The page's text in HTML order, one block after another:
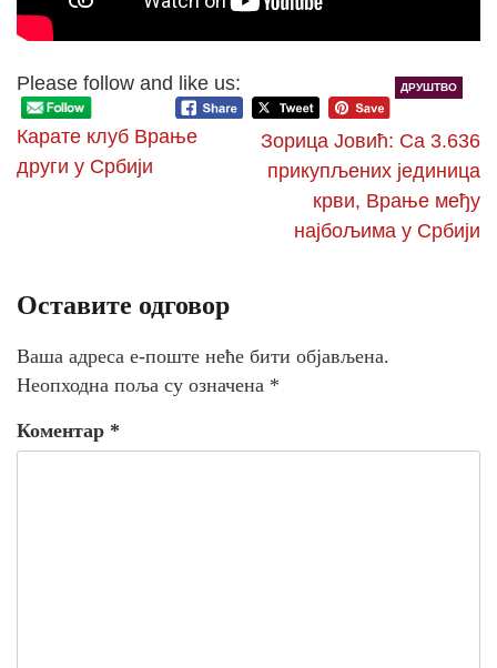
Please follow and like us: ДРУШТВО
Карате клуб Врање
други у Србији
Зорица Јовић: Са 3.636
прикупљених јединица
крви, Врање међу
најбољима у Србији
Оставите одговор
Ваша адреса е-поште неће бити објављена.
Неопходна поља су означена *
Коментар *